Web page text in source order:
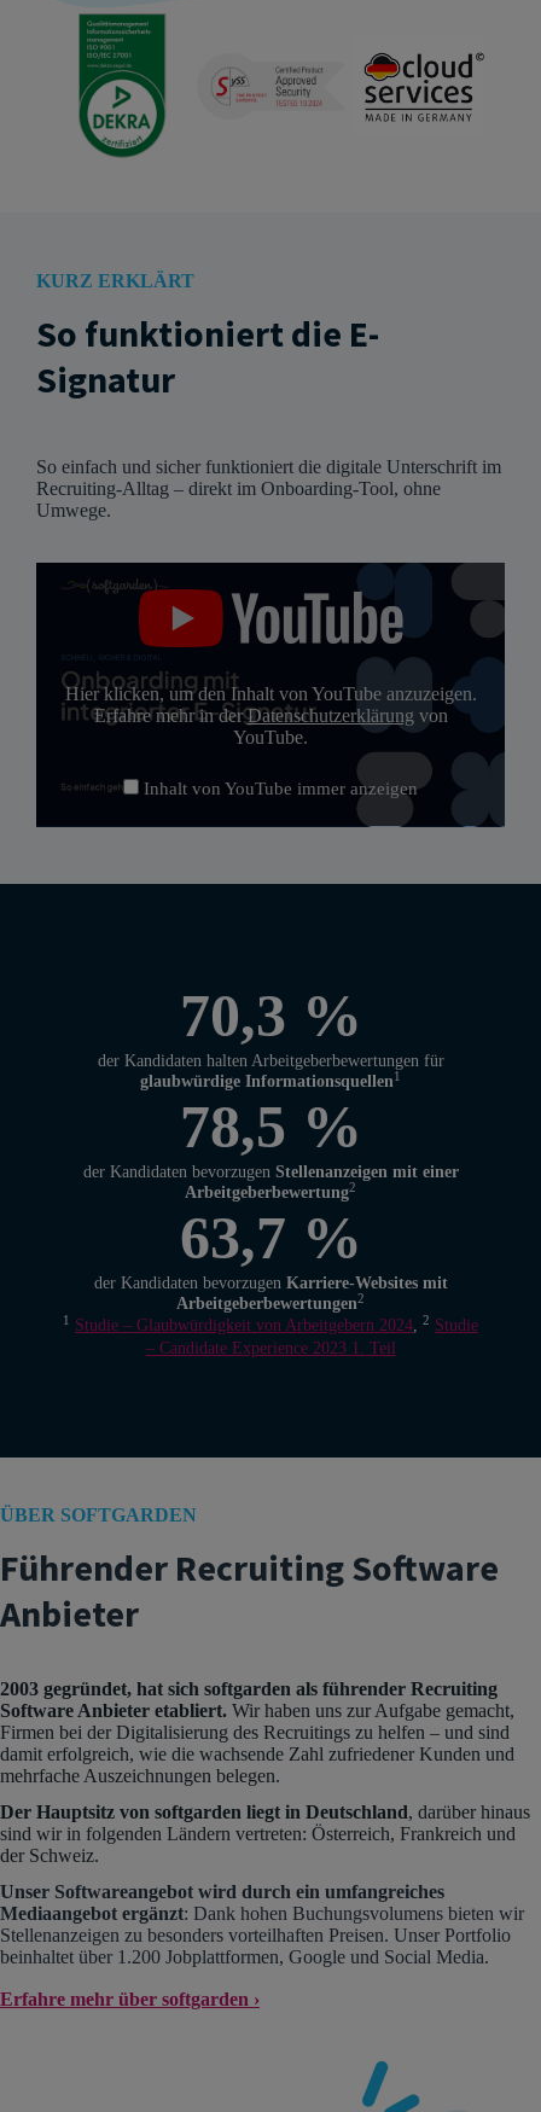
einfach
Signatur“
anzeigen
Hier klicken, um den Inhalt von YouTube anzuzeigen.
Erfahre mehr in derDatenschutzerklärung von
YouTube.
Inhalt von YouTube immer anzeigen
KURZ ERKLÄRT
So funktioniert die E-
Signatur
So einfach und sicher funktioniert die digitale Unterschrift im
Recruiting-Alltag – direkt im Onboarding-Tool, ohne
Umwege.
70,3 %
der Kandidaten halten Arbeitgeberbewertungen für
glaubwürdige Informationsquellen1
78,5 %
der Kandidaten bevorzugen Stellenanzeigen mit einer
Arbeitgeberbewertung2
63,7 %
der Kandidaten bevorzugen Karriere-Websites mit
Arbeitgeberbewertungen2
1
Studie – Glaubwürdigkeit von Arbeitgebern 2024, 2 Studie
– Candidate Experience 2023 1. Teil
ÜBER SOFTGARDEN
Führender Recruiting Software
Anbieter
2003 gegründet, hat sich softgarden als führender Recruiting
Software Anbieter etabliert. Wir haben uns zur Aufgabe gemacht,
Firmen bei der Digitalisierung des Recruitings zu helfen – und sind
damit erfolgreich, wie die wachsende Zahl zufriedener Kunden und
mehrfache Auszeichnungen belegen.
Der Hauptsitz von softgarden liegt in Deutschland, darüber hinaus
sind wir in folgenden Ländern vertreten: Österreich, Frankreich und
der Schweiz.
Unser Softwareangebot wird durch ein umfangreiches
Mediaangebot ergänzt: Dank hohen Buchungsvolumens bieten wir
Stellenanzeigen zu besonders vorteilhaften Preisen. Unser Portfolio
beinhaltet über 1.200 Jobplattformen, Google und Social Media.
Erfahre mehr über softgarden ›